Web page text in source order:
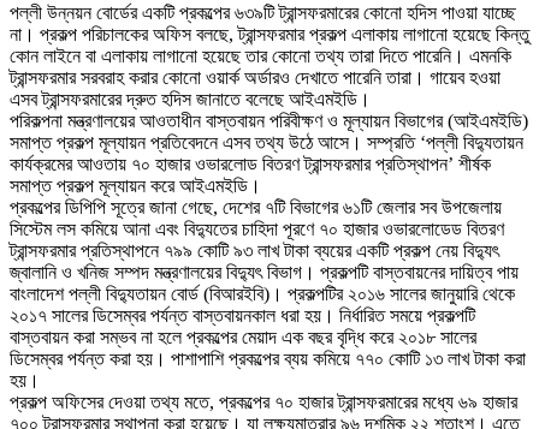
পল্লী উন্নয়ন বোর্ডের একটি প্রকল্পের ৬৩৯টি ট্রান্সফরমারের কোনো হদিস পাওয়া যাচ্ছে
না। প্রকল্প পরিচালকের অফিস বলছে, ট্রান্সফরমার প্রকল্প এলাকায় লাগানো হয়েছে কিন্তু
কোন লাইনে বা এলাকায় লাগানো হয়েছে তার কোনো তথ্য তারা দিতে পারেনি। এমনকি
ট্রান্সফরমার সরবরাহ করার কোনো ওয়ার্ক অর্ডারও দেখাতে পারেনি তারা। গায়েব হওয়া
এসব ট্রান্সফরমারের দ্রুত হদিস জানাতে বলেছে আইএমইডি।
পরিকল্পনা মন্ত্রণালয়ের আওতাধীন বাস্তবায়ন পরিবীক্ষণ ও মূল্যায়ন বিভাগের (আইএমইডি)
সমাপ্ত প্রকল্প মূল্যায়ন প্রতিবেদনে এসব তথ্য উঠে আসে। সম্প্রতি ‘পল্লী বিদ্যুতায়ন
কার্যক্রমের আওতায় ৭০ হাজার ওভারলোড বিতরণ ট্রান্সফরমার প্রতিস্থাপন’ শীর্ষক
সমাপ্ত প্রকল্প মূল্যায়ন করে আইএমইডি।
প্রকল্পের ডিপিপি সূত্রে জানা গেছে, দেশের ৭টি বিভাগের ৬১টি জেলার সব উপজেলায়
সিস্টেম লস কমিয়ে আনা এবং বিদ্যুতের চাহিদা পূরণে ৭০ হাজার ওভারলোডেড বিতরণ
ট্রান্সফরমার প্রতিস্থাপনে ৭৯৯ কোটি ৯৩ লাখ টাকা ব্যয়ের একটি প্রকল্প নেয় বিদ্যুৎ
জ্বালানি ও খনিজ সম্পদ মন্ত্রণালয়ের বিদ্যুৎ বিভাগ। প্রকল্পটি বাস্তবায়নের দায়িত্ব পায়
বাংলাদেশ পল্লী বিদ্যুতায়ন বোর্ড (বিআরইবি)। প্রকল্পটির ২০১৬ সালের জানুয়ারি থেকে
২০১৭ সালের ডিসেম্বর পর্যন্ত বাস্তবায়নকাল ধরা হয়। নির্ধারিত সময়ে প্রকল্পটি
বাস্তবায়ন করা সম্ভব না হলে প্রকল্পের মেয়াদ এক বছর বৃদ্ধি করে ২০১৮ সালের
ডিসেম্বর পর্যন্ত করা হয়। পাশাপাশি প্রকল্পের ব্যয় কমিয়ে ৭৭০ কোটি ১৩ লাখ টাকা করা
হয়।
প্রকল্প অফিসের দেওয়া তথ্য মতে, প্রকল্পের ৭০ হাজার ট্রান্সফরমারের মধ্যে ৬৯ হাজার
৭০০ ট্রান্সফরমার স্থাপনা করা হয়েছে। যা লক্ষ্যমাত্রার ৯৬ দশমিক ২২ শতাংশ। এতে